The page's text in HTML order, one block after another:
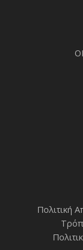
Πολιτική